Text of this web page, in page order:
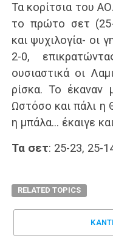
Τα κορίτσια του
το πρώτο σετ
και ψυχιλογία- οι
2-0,
ουσιαστικά οι
ρίσκα. Το έκαναν
Ωστόσο και πάλι η
η μπάλα… έκαιγε
Τα σετ: 25-23, 25-
RELATED TOPICS